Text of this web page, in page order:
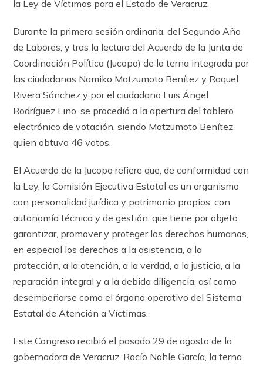
la Ley de Víctimas para el Estado de Veracruz.
Durante la primera sesión ordinaria, del Segundo Año
de Labores, y tras la lectura del Acuerdo de la Junta de
Coordinación Política (Jucopo) de la terna integrada por
las ciudadanas Namiko Matzumoto Benítez y Raquel
Rivera Sánchez y por el ciudadano Luis Ángel
Rodríguez Lino, se procedió a la apertura del tablero
electrónico de votación, siendo Matzumoto Benítez
quien obtuvo 46 votos.
El Acuerdo de la Jucopo refiere que, de conformidad con
la Ley, la Comisión Ejecutiva Estatal es un organismo
con personalidad jurídica y patrimonio propios, con
autonomía técnica y de gestión, que tiene por objeto
garantizar, promover y proteger los derechos humanos,
en especial los derechos a la asistencia, a la
protección, a la atención, a la verdad, a la justicia, a la
reparación integral y a la debida diligencia, así como
desempeñarse como el órgano operativo del Sistema
Estatal de Atención a Víctimas.
Este Congreso recibió el pasado 29 de agosto de la
gobernadora de Veracruz, Rocío Nahle García, la terna